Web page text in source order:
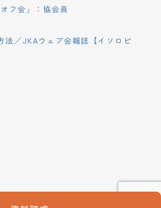
フ会」：協会員
法／JKAウェブ会報誌【イソロピ
yakuzen.net